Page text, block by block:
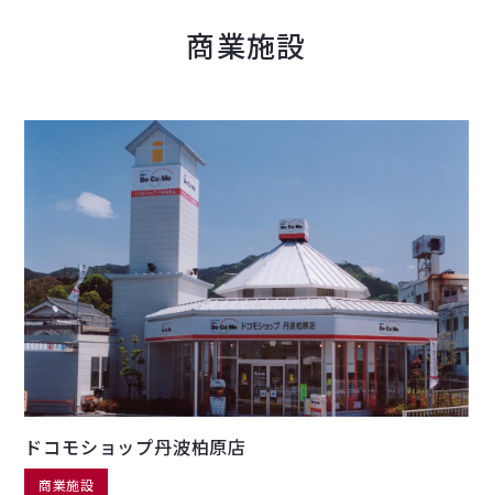
商業施設
ドコモショップ丹波柏原店
商業施設